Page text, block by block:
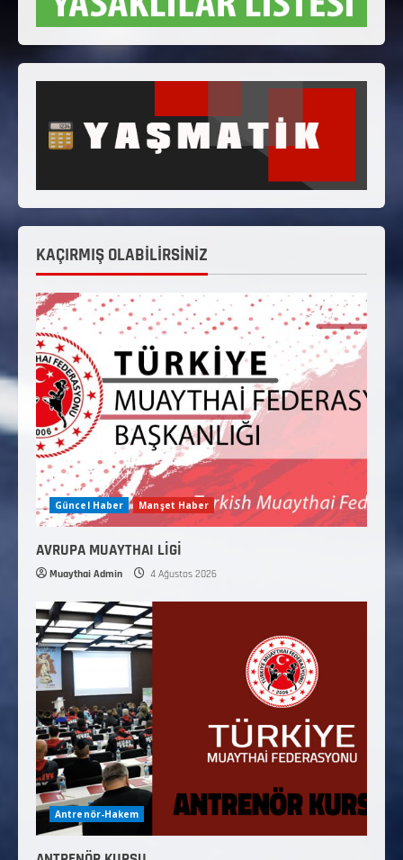
KAÇIRMIŞ OLABİLİRSİNİZ
Güncel Haber Manşet Haber
AVRUPA MUAYTHAI LİGİ
Muaythai Admin 4 Ağustos 2026
Antrenör-Hakem